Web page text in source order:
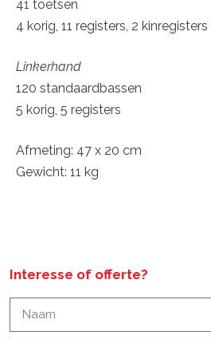
41 toetsen
4 korig, 11 registers, 2 kinregisters
Linkerhand
120 standaardbassen
5 korig, 5 registers
Afmeting: 47 x 20 cm
Gewicht: 11 kg
Interesse of offerte?